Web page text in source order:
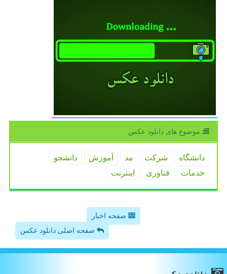
موضوع های دانلود عكس
دانشگاه شركت مد آموزش
دانشجو
خدمات
فناوری اینترنت
صفحه اخبار
صفحه اصلی دانلود عکس